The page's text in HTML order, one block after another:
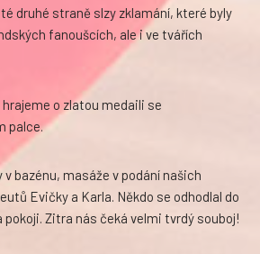
druhé straně slzy zklamání, které byly
fanoušcích, ale i ve tvářích
hrajeme o zlatou medaili se
palce.
v bazénu, masáže v podání našich
Evičky a Karla. Někdo se odhodlal do
pokoji. Zitra nás čeká velmi tvrdý souboj!